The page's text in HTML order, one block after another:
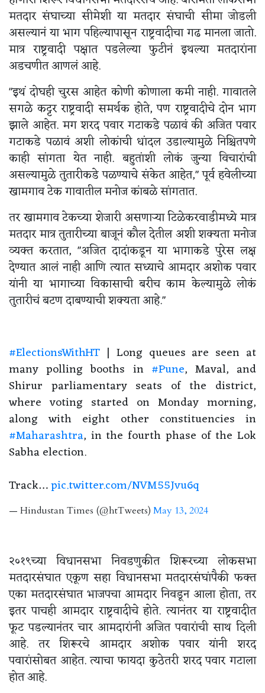
मतदार संघाच्या सीमेशी या मतदार संघाची सीमा जोडली
असल्यानं या भाग पहिल्यापासून राष्ट्रवादीचा गढ मानला जातो.
मात्र राष्ट्रवादी पक्षात पडलेल्या फुटीनं इथल्या मतदारांना
अडचणीत आणलं आहे.
"इथं दोघही चुरस आहेत कोणी कोणाला कमी नाही. गावातले
सगळे कट्टर राष्ट्रवादी समर्थक होते, पण राष्ट्रवादीचे दोन भाग
झाले आहेत. मग शरद पवार गटाकडे पळावं की अजित पवार
गटाकडे पळावं अशी लोकांची धांदल उडाल्यामुळे निश्चितपणे
काही सांगता येत नाही. बहुतांशी लोकं जुन्या विचारांची
असल्यामुळे तुतारीकडे पळण्याचे संकेत आहेत," पूर्व हवेलीच्या
खामगाव टेक गावातील मनोज कांबळे सांगतात.
तर खामगाव टेकच्या शेजारी असणाऱ्या टिळेकरवाडीमध्ये मात्र
मतदार मात्र तुतारीच्या बाजूनं कौल देतील अशी शक्यता मनोज
व्यक्त करतात, "अजित दादांकडून या भागाकडे पुरेस लक्ष
देण्यात आलं नाही आणि त्यात सध्याचे आमदार अशोक पवार
यांनी या भागाच्या विकासाची बरीच काम केल्यामुळे लोकं
तुतारीचं बटण दाबण्याची शक्यता आहे."
#ElectionsWithHT | Long queues are seen at
many polling booths in #Pune, Maval, and
Shirur parliamentary seats of the district,
where voting started on Monday morning,
along with eight other constituencies in
#Maharashtra, in the fourth phase of the Lok
Sabha election.
Track…pic.twitter.com/NVM55Jvu6q
— Hindustan Times (@htTweets) May 13, 2024
२०१९च्या विधानसभा निवडणुकीत शिरूरच्या लोकसभा
मतदारसंघात एकूण सहा विधानसभा मतदारसंघांपैकी फक्त
एका मतदारसंघात भाजपचा आमदार निवडून आला होता, तर
इतर पाचही आमदार राष्ट्रवादीचे होते. त्यानंतर या राष्ट्रवादीत
फूट पडल्यानंतर चार आमदारांनी अजित पवारांची साथ दिली
आहे. तर शिरूरचे आमदार अशोक पवार यांनी शरद
पवारांसोबत आहेत. त्याचा फायदा कुठेतरी शरद पवार गटाला
होत आहे.